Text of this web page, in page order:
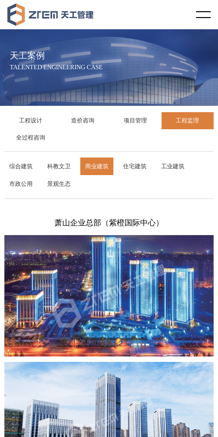
天工案例
TALENTED ENGINEERING CASE
工程设计 造价咨询 项目管理 工程监理
全过程咨询
综合建筑 科教文卫 商业建筑 住宅建筑 工业建筑
市政公用 景观生态
萧山企业总部（紫橙国际中心）
天工视野
企业概况
企业资质
合作伙伴
天工文化
企业宗旨
廉政教育
天工资讯
技术规范
造价咨询
全过程咨询
学术研究
学术交流
学术论文
专利课题
专业技术委员会
人力资源
人才理念
员工培训
社会招聘
校园招聘
联系我们